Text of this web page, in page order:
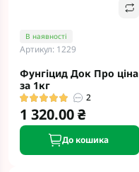
В наявності
Артикул: 1229
Фунгіцид Док Про ціна
за 1кг
2
1 320.00 ₴
До кошика